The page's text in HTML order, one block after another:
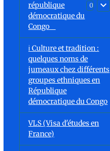
république
démocratique du
Congo
ℹ️ Culture et tradition :
quelques noms de
jumeaux chez différents
groupes ethniques en
République
démocratique du Congo
VLS (Visa d'études en
France)